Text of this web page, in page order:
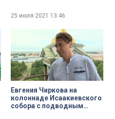
Бараковым
25 июля 2021 13:46
Евгения Чиркова на
колоннаде Исаакиевского
собора с подводным